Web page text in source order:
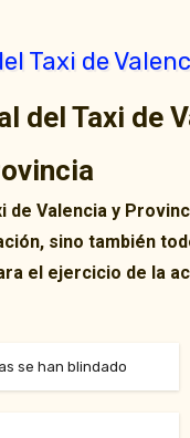
del Taxi de
de Valencia y
sino también
el ejercicio de la
se han blindado